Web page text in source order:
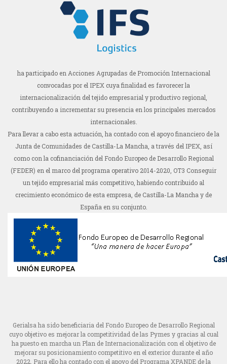
ha participado en Acciones Agrupadas de Promoción Internacional
convocadas por el IPEX cuya finalidad es favorecer la
internacionalización del tejido empresarial y productivo regional,
contribuyendo a incrementar su presencia en los principales mercados
internacionales.
Para llevar a cabo esta actuación, ha contado con el apoyo financiero de la
Junta de Comunidades de Castilla-La Mancha, a través del IPEX, así
como con la cofinanciación del Fondo Europeo de Desarrollo Regional
(FEDER) en el marco del programa operativo 2014-2020, OT3 Conseguir
un tejido empresarial más competitivo, habiendo contribuido al
crecimiento económico de esta empresa, de Castilla-La Mancha y de
España en su conjunto.
Gerialsa ha sido beneficiaria del Fondo Europeo de Desarrollo Regional
cuyo objetivo es mejorar la competitividad de las Pymes y gracias al cual
ha puesto en marcha un Plan de Internacionalización con el objetivo de
mejorar su posicionamiento competitivo en el exterior durante el año
2022. Para ello ha contado con el apoyo del Programa XPANDE de la